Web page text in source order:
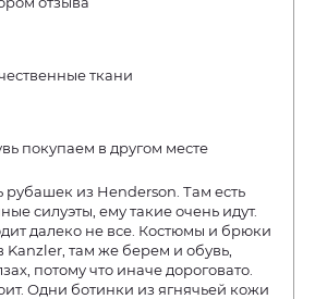
ткани
покупаем в другом месте
из Henderson. Там есть
силуэты, ему такие очень идут.
далеко не все. Костюмы и брюки
там же берем и обувь,
потому что иначе дороговато.
Одни ботинки из ягнячьей кожи